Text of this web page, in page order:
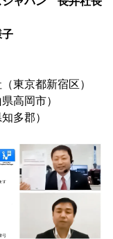
子
東京都新宿区）
高岡市）
多郡）